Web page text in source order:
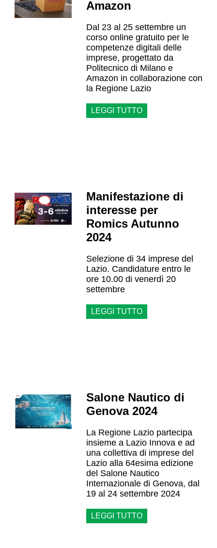
Amazon
Dal 23 al 25 settembre un
corso online gratuito per le
competenze digitali delle
imprese, progettato da
Politecnico di Milano e
Amazon in collaborazione con
la Regione Lazio
LEGGI TUTTO
Manifestazione di
interesse per
Romics Autunno
2024
Selezione di 34 imprese del
Lazio. Candidature entro le
ore 10.00 di venerdì 20
settembre
LEGGI TUTTO
Salone Nautico di
Genova 2024
La Regione Lazio partecipa
insieme a Lazio Innova e ad
una collettiva di imprese del
Lazio alla 64esima edizione
del Salone Nautico
Internazionale di Genova, dal
19 al 24 settembre 2024
LEGGI TUTTO